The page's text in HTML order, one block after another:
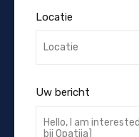
Locatie
Uw bericht